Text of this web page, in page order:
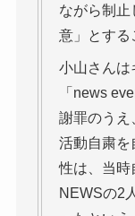
ながら制止
意」とする
小山さんは
「news
謝罪のうえ
活動自粛を
性は、当時
NEWSの2